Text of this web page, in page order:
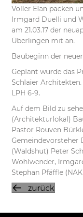
Voller Elan packen
Irmgard Duelli und
am 21.03.17 der
Überlingen mit an.
Baubeginn der
Geplant wurde das
Schlaier
LPH 6-9.
Auf dem Bild zu
(Architekturlokal)
Pastor Rouven
Gemeindevorsteher
(Waldshut) Peter
Wohlwender,
Stephan Pfäffle
zurück